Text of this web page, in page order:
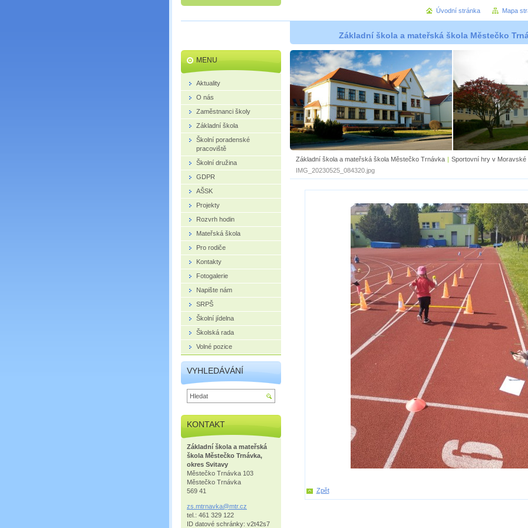
Základní škola a mateřská škola Městečko
Základní škola a mateřská škola Městečko Trnávka | Sportovní hry v Moravské
IMG_20230525_084320.jpg
Zpět
MENU
Aktuality
O nás
Zaměstnanci školy
Základní škola
Školní poradenské
pracoviště
Školní družina
GDPR
AŠSK
Projekty
Rozvrh hodin
Mateřská škola
Pro rodiče
Kontakty
Fotogalerie
Napište nám
SRPŠ
Školní jídelna
Školská rada
Volné pozice
VYHLEDÁVÁNÍ
KONTAKT
Základní škola a mateřská
škola Městečko Trnávka,
okres Svitavy
Městečko Trnávka 103
Městečko Trnávka
569 41
zs.mtrnavka@mtr.cz
tel.: 461 329 122
ID datové schránky: v2t42s7
Úvodní stránka Mapa